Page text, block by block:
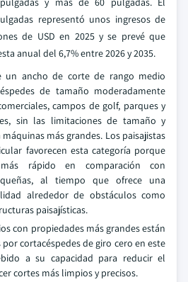
representó unos ingresos de
de USD en 2025 y se prevé que
anual del 6,7% entre 2026 y 2035.
un ancho de corte de rango medio
de tamaño moderadamente
campos de golf, parques y
sin las limitaciones de tamaño y
más grandes. Los paisajistas
favorecen esta categoría porque
rápido en comparación con
al tiempo que ofrece una
alrededor de obstáculos como
paisajísticas.
con propiedades más grandes están
cortacéspedes de giro cero en este
a su capacidad para reducir el
cortes más limpios y precisos.